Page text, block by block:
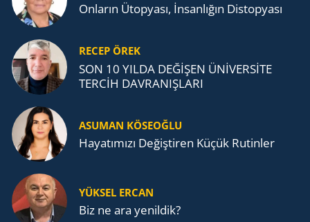
Onların Ütopyası, İnsanlığın Distopyası
RECEP ÖREK
SON 10 YILDA DEĞİŞEN ÜNİVERSİTE
TERCİH DAVRANIŞLARI
ASUMAN KÖSEOĞLU
Ha­ya­tı­mı­zı De­ğiş­ti­ren Küçük Ru­tin­ler
YÜKSEL ERCAN
Biz ne ara yenildik?